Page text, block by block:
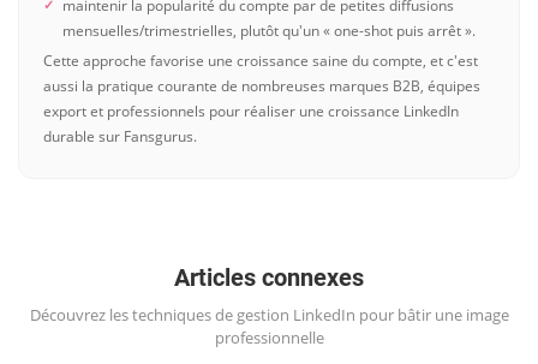
maintenir la popularité du compte par de petites diffusions
mensuelles/trimestrielles, plutôt qu'un « one-shot puis arrêt ».
Cette approche favorise une croissance saine du compte, et c'est
aussi la pratique courante de nombreuses marques B2B, équipes
export et professionnels pour réaliser une croissance LinkedIn
durable sur Fansgurus.
Articles connexes
Découvrez les techniques de gestion LinkedIn pour bâtir une image
professionnelle